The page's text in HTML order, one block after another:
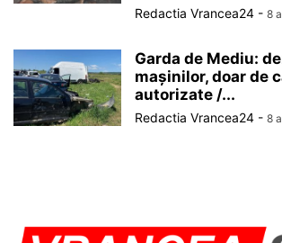
Redactia Vrancea24 - 8
Garda de Mediu:
mașinilor, doar de
autorizate /...
Redactia Vrancea24 - 8